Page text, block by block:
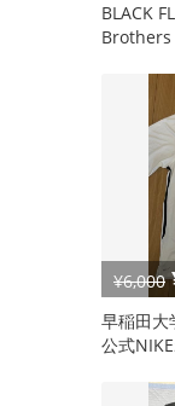
BLACK
Brothers
¥6,000
早稲田
公式